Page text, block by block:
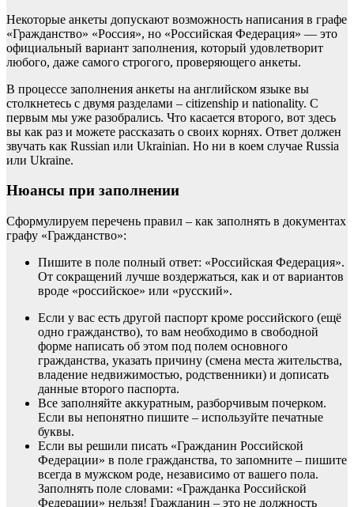
Некоторые анкеты допускают возможность написания в графе
«Гражданство» «Россия», но «Российская Федерация» — это
официальный вариант заполнения, который удовлетворит
любого, даже самого строгого, проверяющего анкеты.
В процессе заполнения анкеты на английском языке вы
столкнетесь с двумя разделами – citizenship и nationality. С
первым мы уже разобрались. Что касается второго, вот здесь
вы как раз и можете рассказать о своих корнях. Ответ должен
звучать как Russian или Ukrainian. Но ни в коем случае Russia
или Ukraine.
Нюансы при заполнении
Сформулируем перечень правил – как заполнять в документах
графу «Гражданство»:
Пишите в поле полный ответ: «Российская Федерация».
От сокращений лучше воздержаться, как и от вариантов
вроде «российское» или «русский».
Если у вас есть другой паспорт кроме российского (ещё
одно гражданство), то вам необходимо в свободной
форме написать об этом под полем основного
гражданства, указать причину (смена места жительства,
владение недвижимостью, родственники) и дописать
данные второго паспорта.
Все заполняйте аккуратным, разборчивым почерком.
Если вы непонятно пишите – используйте печатные
буквы.
Если вы решили писать «Гражданин Российской
Федерации» в поле гражданства, то запомните – пишите
всегда в мужском роде, независимо от вашего пола.
Заполнять поле словами: «Гражданка Российской
Федерации» нельзя! Гражданин – это не должность